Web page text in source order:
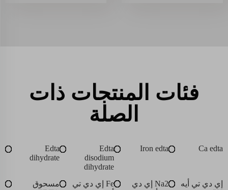
فئات المنتجات ذات
الصلة
Ca edta
Iron edta
Edta
disodium
dihydrate
Edta
dihydrate
إي دي تي أيه
Na2 إي دي
Fe إي دي تي
مسحوق